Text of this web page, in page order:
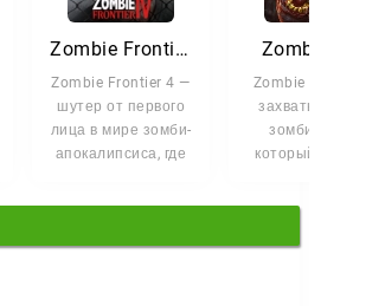
Zombie Frontier 4
Zombie Frontier 4 —
шутер от первого
лица в мире зомби-
апокалипсиса, где
Zombie Blitz
Zombie Blitz – это
захватывающий
зомби-шутер,
который бросает